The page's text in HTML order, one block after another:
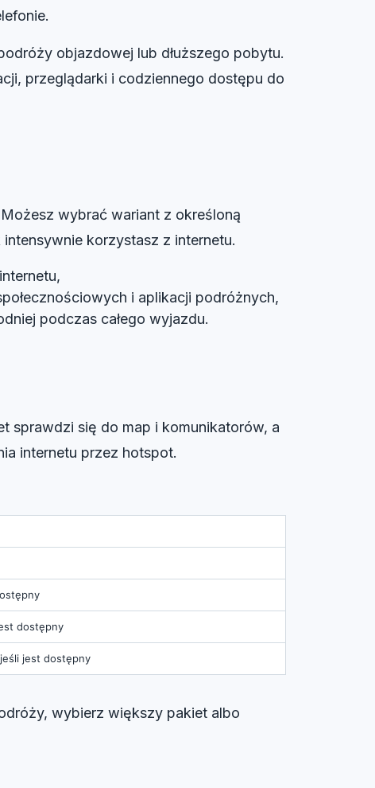
objazdowej lub dłuższego pobytu.
przeglądarki i codziennego dostępu do
wybrać wariant z określoną
korzystasz z internetu.
i aplikacji podróżnych,
podczas całego wyjazdu.
sprawdzi się do map i komunikatorów, a
internetu przez hotspot.
dostępny
jest dostępny
wybierz większy pakiet albo